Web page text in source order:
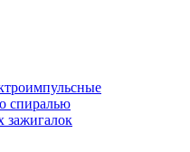
спиралью
зажигалок